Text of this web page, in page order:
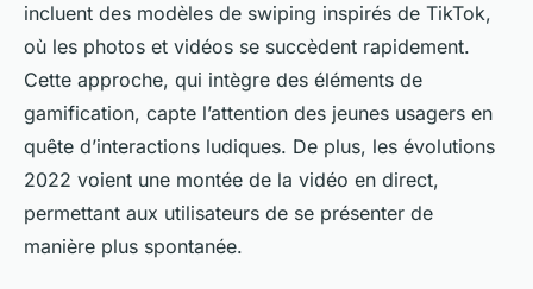
incluent des modèles de swiping inspirés de TikTok,
où les photos et vidéos se succèdent rapidement.
Cette approche, qui intègre des éléments de
gamification, capte l’attention des jeunes usagers en
quête d’interactions ludiques. De plus, les évolutions
2022 voient une montée de la vidéo en direct,
permettant aux utilisateurs de se présenter de
manière plus spontanée.